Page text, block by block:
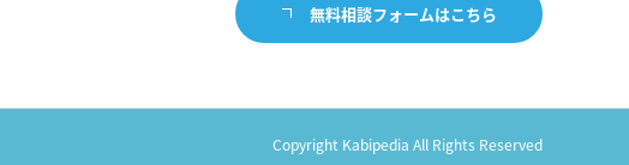
無料相談フォームはこちら
Copyright Kabipedia All Rights Reserved